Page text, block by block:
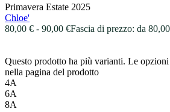
Primavera Estate 2025
Chloe'
80,00 € - 90,00 €Fascia di prezzo: da
Questo prodotto ha più varianti. Le opzioni
nella pagina del prodotto
4A
6A
8A